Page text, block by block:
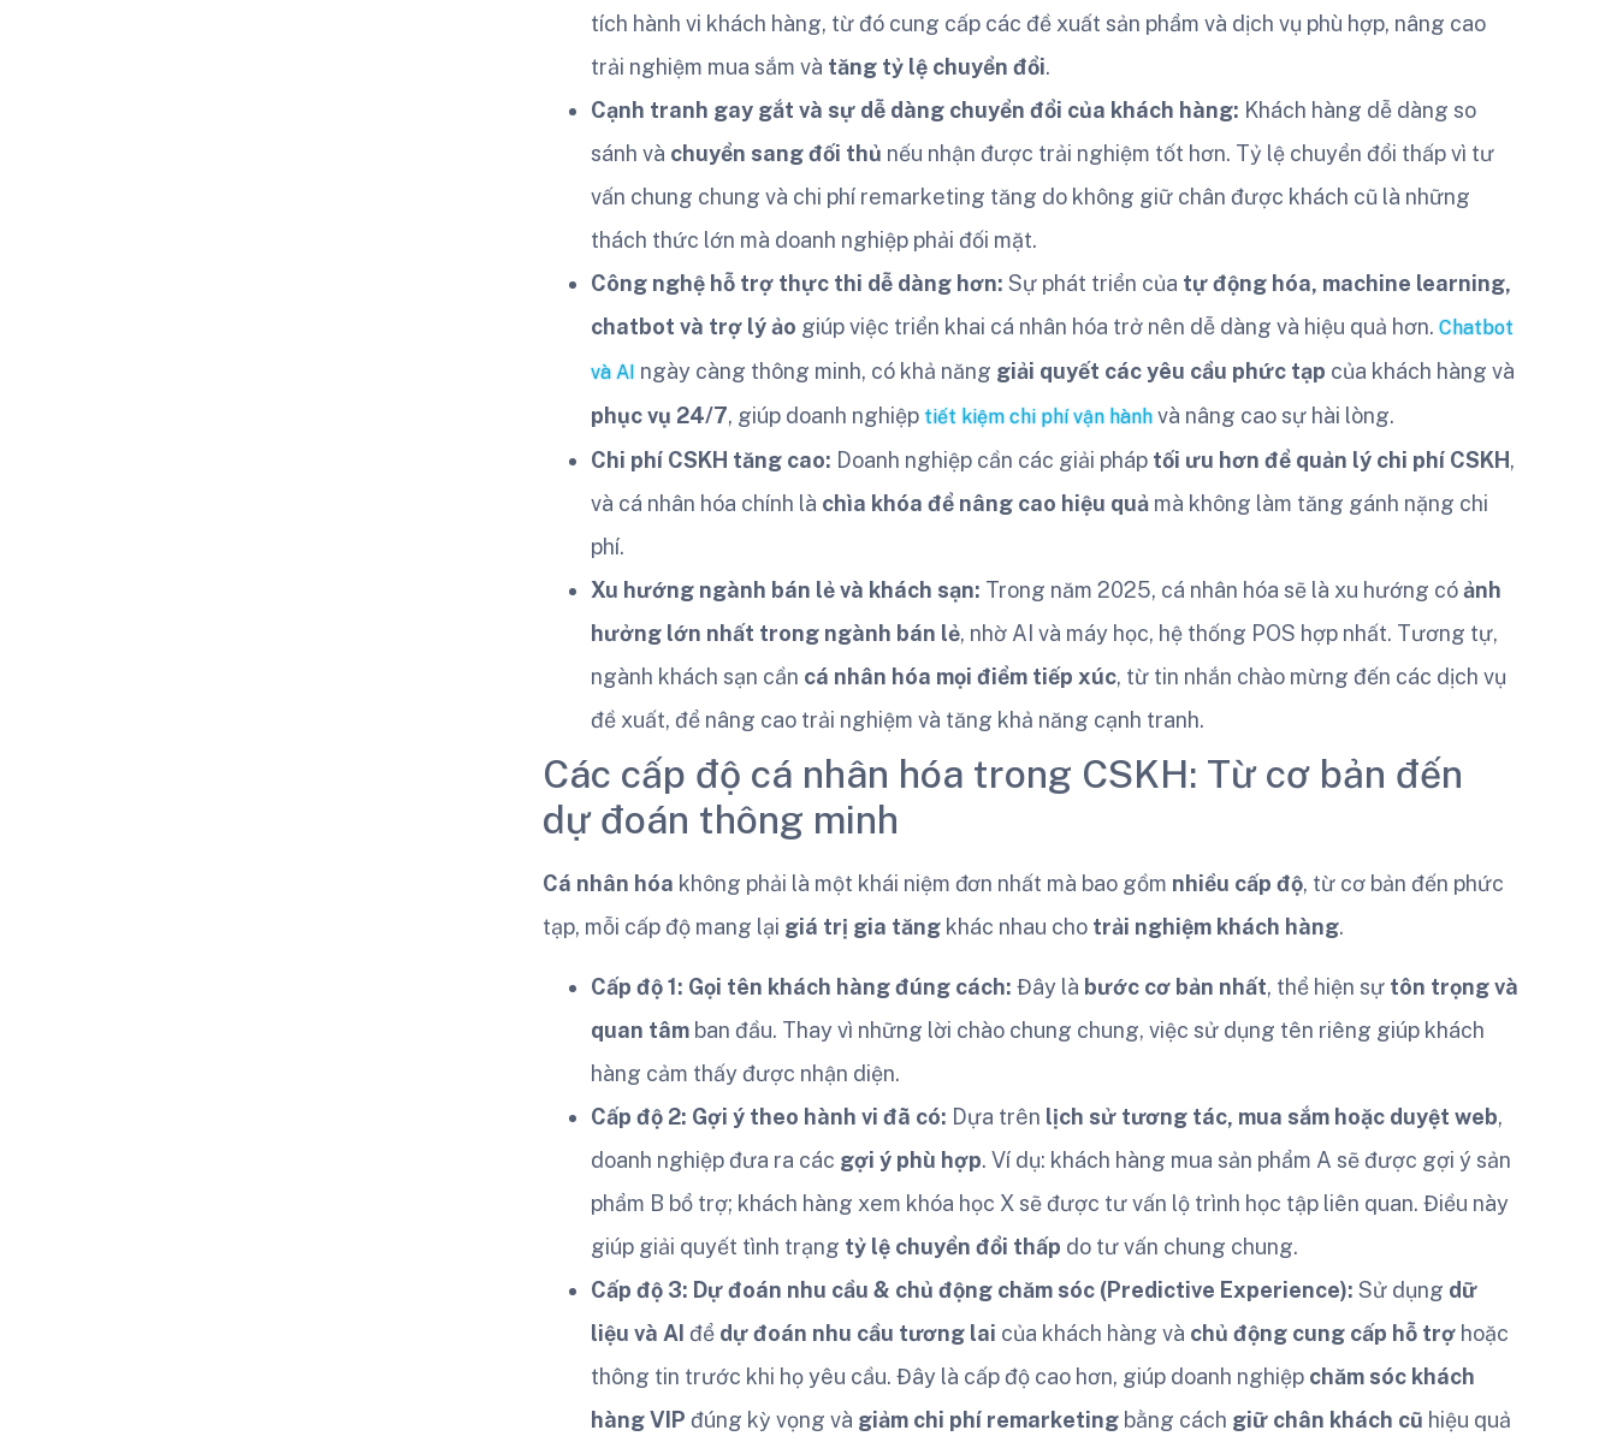
tích hành vi khách hàng, từ đó cung cấp các đề xuất sản phẩm và dịch vụ phù hợp, nâng cao
trải nghiệm mua sắm và tăng tỷ lệ chuyển đổi.
Cạnh tranh gay gắt và sự dễ dàng chuyển đổi của khách hàng: Khách hàng dễ dàng so
sánh và chuyển sang đối thủ nếu nhận được trải nghiệm tốt hơn. Tỷ lệ chuyển đổi thấp vì tư
vấn chung chung và chi phí remarketing tăng do không giữ chân được khách cũ là những
thách thức lớn mà doanh nghiệp phải đối mặt.
Công nghệ hỗ trợ thực thi dễ dàng hơn: Sự phát triển của tự động hóa, machine learning,
chatbot và trợ lý ảo giúp việc triển khai cá nhân hóa trở nên dễ dàng và hiệu quả hơn. Chatbot
và AI ngày càng thông minh, có khả năng giải quyết các yêu cầu phức tạp của khách hàng và
phục vụ 24/7, giúp doanh nghiệp tiết kiệm chi phí vận hành và nâng cao sự hài lòng.
Chi phí CSKH tăng cao: Doanh nghiệp cần các giải pháp tối ưu hơn để quản lý chi phí CSKH,
và cá nhân hóa chính là chìa khóa để nâng cao hiệu quả mà không làm tăng gánh nặng chi
phí.
Xu hướng ngành bán lẻ và khách sạn: Trong năm 2025, cá nhân hóa sẽ là xu hướng cóảnh
hưởng lớn nhất trong ngành bán lẻ, nhờ AI và máy học, hệ thống POS hợp nhất. Tương tự,
ngành khách sạn cần cá nhân hóa mọi điểm tiếp xúc, từ tin nhắn chào mừng đến các dịch vụ
đề xuất, để nâng cao trải nghiệm và tăng khả năng cạnh tranh.
Các cấp độ cá nhân hóa trong CSKH: Từ cơ bản đến
dự đoán thông minh
Cá nhân hóa không phải là một khái niệm đơn nhất mà bao gồm nhiều cấp độ, từ cơ bản đến phức
tạp, mỗi cấp độ mang lại giá trị gia tăng khác nhau cho trải nghiệm khách hàng.
Cấp độ 1: Gọi tên khách hàng đúng cách: Đây là bước cơ bản nhất, thể hiện sự tôn trọng và
quan tâm ban đầu. Thay vì những lời chào chung chung, việc sử dụng tên riêng giúp khách
hàng cảm thấy được nhận diện.
Cấp độ 2: Gợi ý theo hành vi đã có: Dựa trên lịch sử tương tác, mua sắm hoặc duyệt web,
doanh nghiệp đưa ra các gợi ý phù hợp. Ví dụ: khách hàng mua sản phẩm A sẽ được gợi ý sản
phẩm B bổ trợ; khách hàng xem khóa học X sẽ được tư vấn lộ trình học tập liên quan. Điều này
giúp giải quyết tình trạng tỷ lệ chuyển đổi thấp do tư vấn chung chung.
Cấp độ 3: Dự đoán nhu cầu & chủ động chăm sóc (Predictive Experience): Sử dụng dữ
liệu và AI để dự đoán nhu cầu tương lai của khách hàng và chủ động cung cấp hỗ trợ hoặc
thông tin trước khi họ yêu cầu. Đây là cấp độ cao hơn, giúp doanh nghiệp chăm sóc khách
hàng VIP đúng kỳ vọng và giảm chi phí remarketing bằng cách giữ chân khách cũ hiệu quả